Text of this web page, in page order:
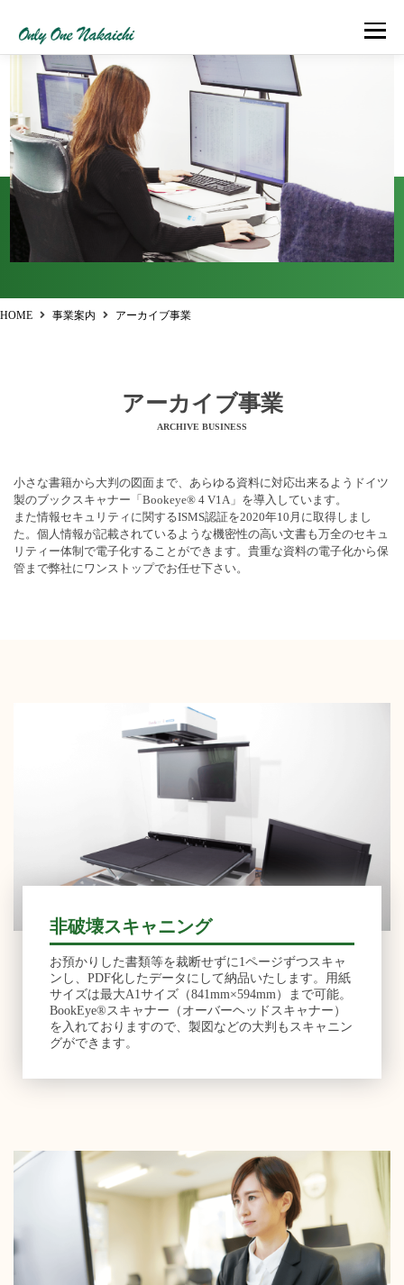
ン
メニュー
中一陸運とは 事業案内 採用情報 会社案内 ブログ
資料DL お問い合わせ
HOME 事業案内 アーカイブ事業
アーカイブ事業
ARCHIVE BUSINESS
⼩さな書籍から⼤判の図⾯まで、あらゆる資料に対応出来るようドイツ
製のブックスキャナー「Bookeye® 4 V1A」を導⼊しています。
また情報セキュリティに関するISMS認証を2020年10⽉に取得しまし
た。個⼈情報が記載されているような機密性の⾼い⽂書も万全のセキュ
リティー体制で電⼦化することができます。貴重な資料の電⼦化から保
管まで弊社にワンストップでお任せ下さい。
非破壊スキャニング
お預かりした書類等を裁断せずに1ページずつスキャ
ンし、PDF化したデータにして納品いたします。⽤紙
サイズは最⼤A1サイズ（841mm×594mm）まで可能。
BookEye®スキャナー（オーバーヘッドスキャナー）
を⼊れておりますので、製図などの⼤判もスキャニン
グができます。